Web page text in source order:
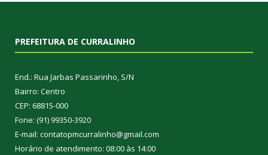
PREFEITURA DE CURRALINHO
End.: Rua Jarbas Passarinho, S/N
Bairro: Centro
CEP: 68815-000
Fone: (91) 99350-3920
E-mail: contatopmcurralinho@gmail.com
Horário de atendimento: 08:00 às 14:00